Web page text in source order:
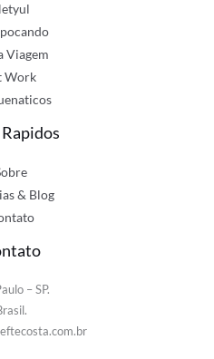
Viagem
Work
& Blog
– SP.